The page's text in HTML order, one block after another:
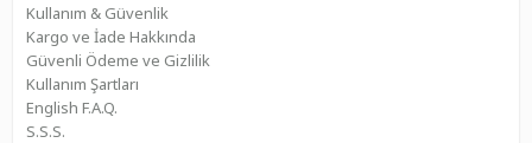
Kullanım & Güvenlik
Kargo ve İade Hakkında
Güvenli Ödeme ve Gizlilik
Kullanım Şartları
English F.A.Q.
S.S.S.